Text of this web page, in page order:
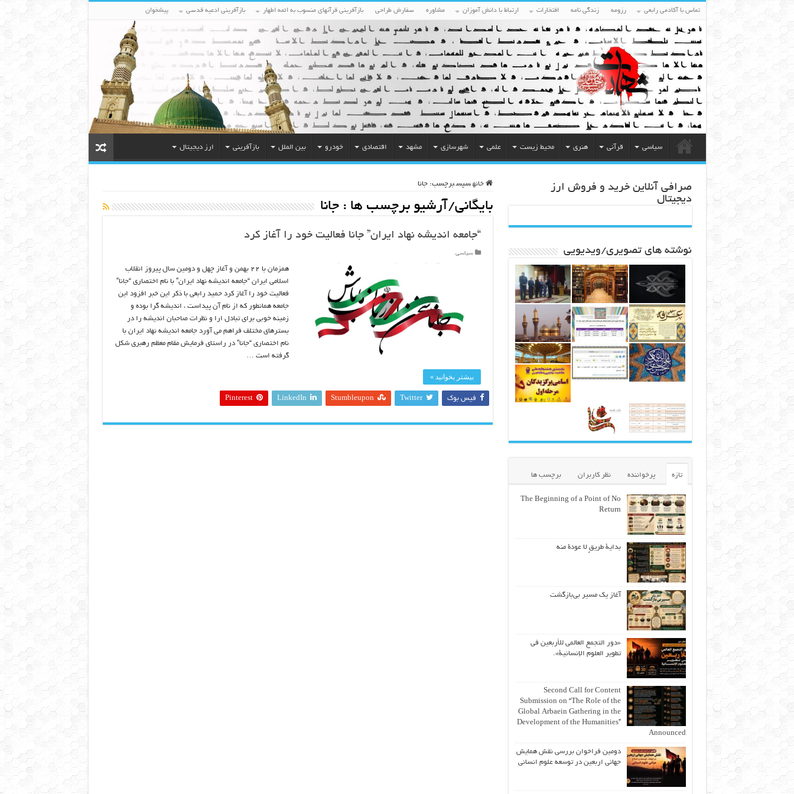
تماس با آکادمی رابعی رزومه زندگی نامه افتخارات ارتباط با دانش آموزان مشاوره سفارش طراحی بازآفرینی قرآنهای منسوب به ائمه اطهار بازآفرینی ادعیه قدسی پیشخوان
سیاسی قرآنی هنری محیط زیست علمی شهرسازی مشهد اقتصادی خودرو بین الملل بازآفرینی ارز دیجیتال
خانه سپس برچسب:جانا
بایگانی/آرشیو برچسب ها :جانا
“جامعه اندیشه نهاد ایران” جانا فعالیت خود را آغاز کرد
سیاسی
همزمان با ۲۲ بهمن و آغاز چهل و دومین سال پیروز انقلاب
اسلامی ایران “جامعه اندیشه نهاد ایران” با نام اختصاری “جانا”
فعالیت خود را آغاز کرد حمید رابعی با ذکر این خبر افزود این
جامعه همانطور که از نام آن پیداست ، اندیشه گرا بوده و
زمینه خوبی برای تبادل ارا و نظرات صاحبان اندیشه را در
بسترهای مختلف فراهم می آورد جامعه اندیشه نهاد ایران با
نام اختصاری “جانا” در راستای فرمایش مقام معظم رهبری شکل
گرفته است …
بیشتر بخوانید »
فیس بوک Twitter
Stumbleupon
LinkedIn
Pinterest
صرافی آنلاین خرید و فروش ارز
دیجیتال
نوشته های تصویری/ویدیویی
تازه پرخواننده نظر کاربران برچسب ها
The Beginning of a Point of No
Return
بداية طريقٍ لا عودة منه
آغاز یک مسیر بی‌بازگشت
«دور التجمع العالمي للأربعين في
تطوير العلوم الإنسانية».
Second Call for Content
Submission on “The Role of the
Global Arbaein Gathering in the
Development of the Humanities”
Announced
دومین فراخوان بررسی نقش همایش
جهانی اربعین در توسعه علوم انسانی